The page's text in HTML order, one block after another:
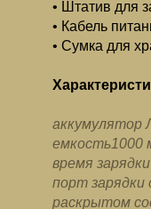
Штатив для
Кабель
Сумка для
аккумулятор
емкость1000
время
порт зарядки
раскрытом